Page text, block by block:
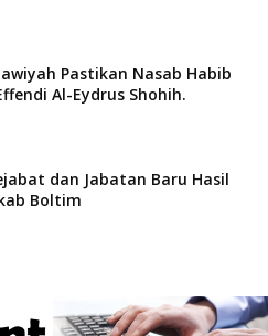
Pastikan Nasab Habib
Al-Eydrus Shohih.
dan Jabatan Baru Hasil
Boltim